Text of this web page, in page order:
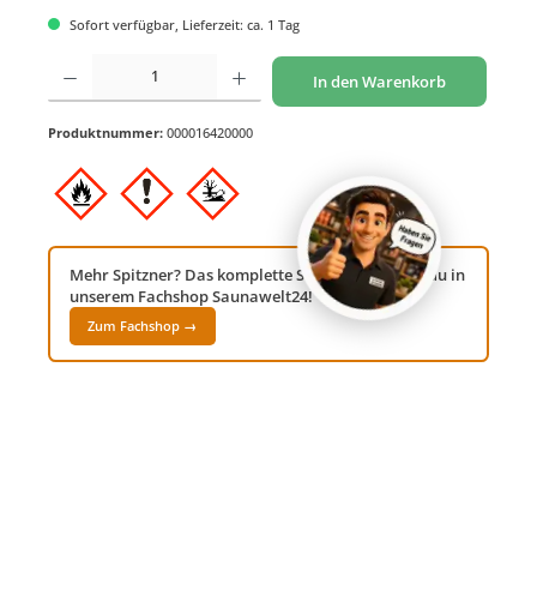
Sofort verfügbar, Lieferzeit: ca. 1 Tag
Produkt Anzahl: Gib den gewünschten Wert ein oder benutze die Schaltflächen um
In den Warenkorb
Produktnummer: 000016420000
Mehr Spitzner? Das komplette Sortiment findest du in
unserem Fachshop Saunawelt24!
Zum Fachshop →